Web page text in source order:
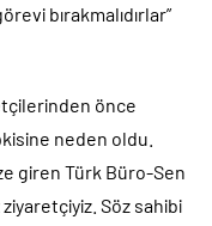
bırakmalıdırlar”
önce
neden oldu.
giren Türk Büro-Sen
Söz sahibi